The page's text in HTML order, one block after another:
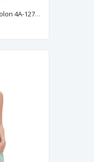
Siyah Boru Paça Kadın Pantolon 4A-127048